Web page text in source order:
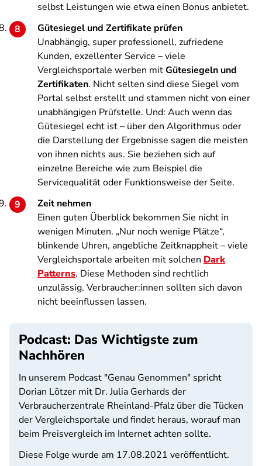
selbst Leistungen wie etwa einen Bonus anbietet.
Gütesiegel und Zertifikate prüfen
Unabhängig, super professionell, zufriedene
Kunden, exzellenter Service – viele
Vergleichsportale werben mitGütesiegeln und
Zertifikaten. Nicht selten sind diese Siegel vom
Portal selbst erstellt und stammen nicht von einer
unabhängigen Prüfstelle. Und: Auch wenn das
Gütesiegel echt ist – über den Algorithmus oder
die Darstellung der Ergebnisse sagen die meisten
von ihnen nichts aus. Sie beziehen sich auf
einzelne Bereiche wie zum Beispiel die
Servicequalität oder Funktionsweise der Seite.
Zeit nehmen
Einen guten Überblick bekommen Sie nicht in
wenigen Minuten. „Nur noch wenige Plätze“,
blinkende Uhren, angebliche Zeitknappheit – viele
Vergleichsportale arbeiten mit solchen Dark
Patterns. Diese Methoden sind rechtlich
unzulässig. Verbraucher:innen sollten sich davon
nicht beeinflussen lassen.
Podcast: Das Wichtigste zum
Nachhören
In unserem Podcast "Genau Genommen" spricht
Dorian Lötzer mit Dr. Julia Gerhards der
Verbraucherzentrale Rheinland-Pfalz über die Tücken
der Vergleichsportale und findet heraus, worauf man
beim Preisvergleich im Internet achten sollte.
Diese Folge wurde am 17.08.2021 veröffentlicht.